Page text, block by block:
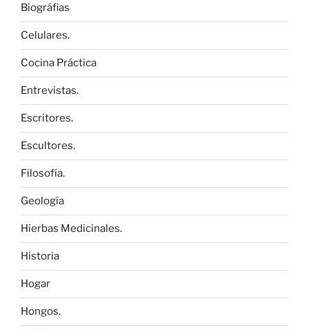
Biográfias
Celulares.
Cocina Práctica
Entrevistas.
Escritores.
Escultores.
Filosofía.
Geología
Hierbas Medicinales.
Historia
Hogar
Hongos.